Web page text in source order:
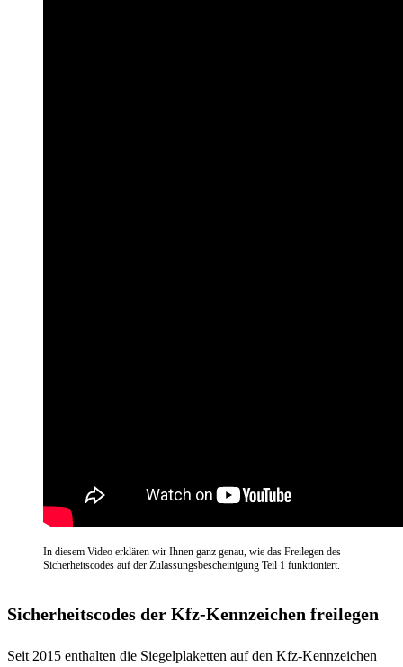
In diesem Video erklären wir Ihnen ganz genau, wie das Freilegen des
Sicherheitscodes auf der Zulassungsbescheinigung Teil 1 funktioniert.
Sicherheitscodes der Kfz-Kennzeichen freilegen
Seit 2015 enthalten die Siegelplaketten auf den Kfz-Kennzeichen